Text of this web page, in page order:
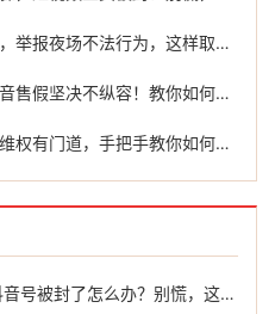
场不法行为，这样取证才最有效
决不纵容！教你如何高效举报维权
，手把手教你如何有效投诉违规主播
怎么办？别慌，这几招或许能帮到你